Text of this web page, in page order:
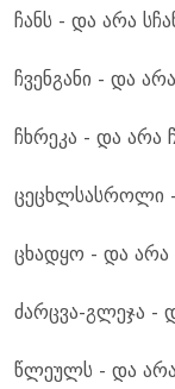
ჩანს - და არა
ჩვენგანი - და
ჩხრეკა - და არა
ცეცხლსასროლი
ცხადყო - და არა
ძარცვა-გლეჯა -
წლეულს - და